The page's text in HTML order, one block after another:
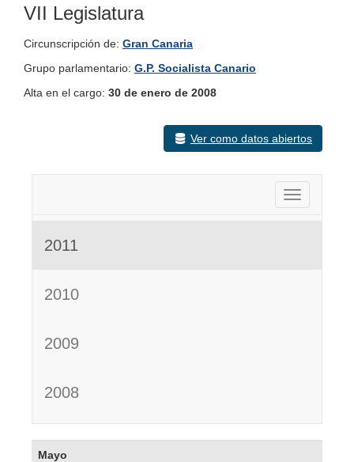
VII Legislatura
Circunscripción de: Gran Canaria
Grupo parlamentario: G.P. Socialista Canario
Alta en el cargo: 30 de enero de 2008
Ver como datos abiertos
Activar
2011
2010
2009
2008
Mayo